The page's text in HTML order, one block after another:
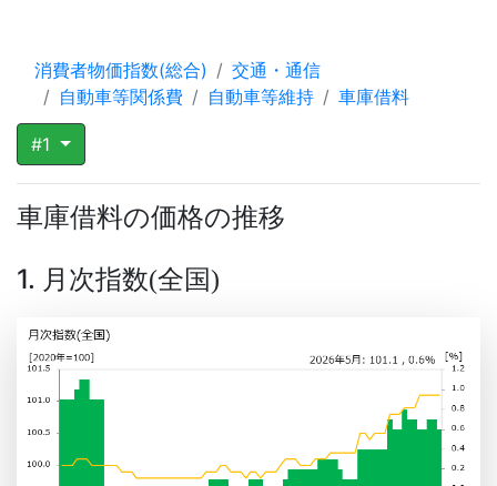
消費者物価指数(総合)
交通・通信
自動車等関係費
自動車等維持 車庫借料
#1
車庫借料の価格の推移
1. 月次指数(全国)